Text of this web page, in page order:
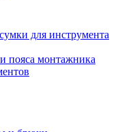
для инструмента
пояса монтажника